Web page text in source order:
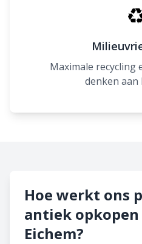
Maximale recycling
denken aan
Hoe werkt ons
antiek
Eichem?